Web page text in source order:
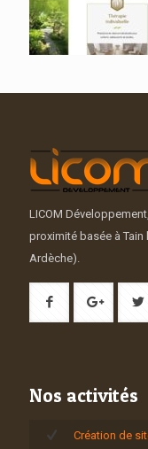
LICOM Développement,
proximité basée à Tain
Ardèche).
Nos activités
Création de